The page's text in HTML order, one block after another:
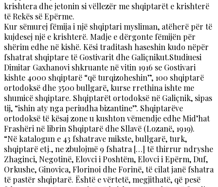
krishtera dhe jetonin si vëllezër me shqiptarët e krishterë
të Rekës së Epërme.
Kur sëmurej fëmija i një shqiptari mysliman, atëherë për të
kujdesej një e krishterë. Madje e dërgonte fëmijën për
shërim edhe në kishë. Kësi traditash haseshin kudo nëpër
fshatrat shqiptare të Gostivarit dhe Galiçnikut.Studiuesi
Dimitar Gaxhanovi shkruante në vitin 1916 se Gostivari
kishte 4000 shqiptarë “që turqizoheshin”, 100 shqiptarë
ortodoksë dhe 3500 bullgarë, kurse rrethina ishte me
shumicë shqiptare. Shqiptarët ortodoksë në Galiçnik, sipas
tij, “ishin aty nga periudha bizantine”. Shqiptarëve
ortodoksë të kësaj zone u kushton vëmendje edhe Mid’hat
Frashëri në librin Shqiptarë dhe Sllavë (Lozanë, 1919).
“Në katalogun e 43 fshatrave mikste, bullgarë, turk,
shqiptarë etj., ne zbulojmë 9 fshatra […] të thirrur ndryshe
Zhaginci, Negotinë, Elovci i Poshtëm, Elovci i Epërm, Duf,
Orkushe, Ginovica, Florinoi dhe Forinë, të cilat janë fshatra
të pastër shqiptarë. Është e vërtetë, megjithatë, që pesë